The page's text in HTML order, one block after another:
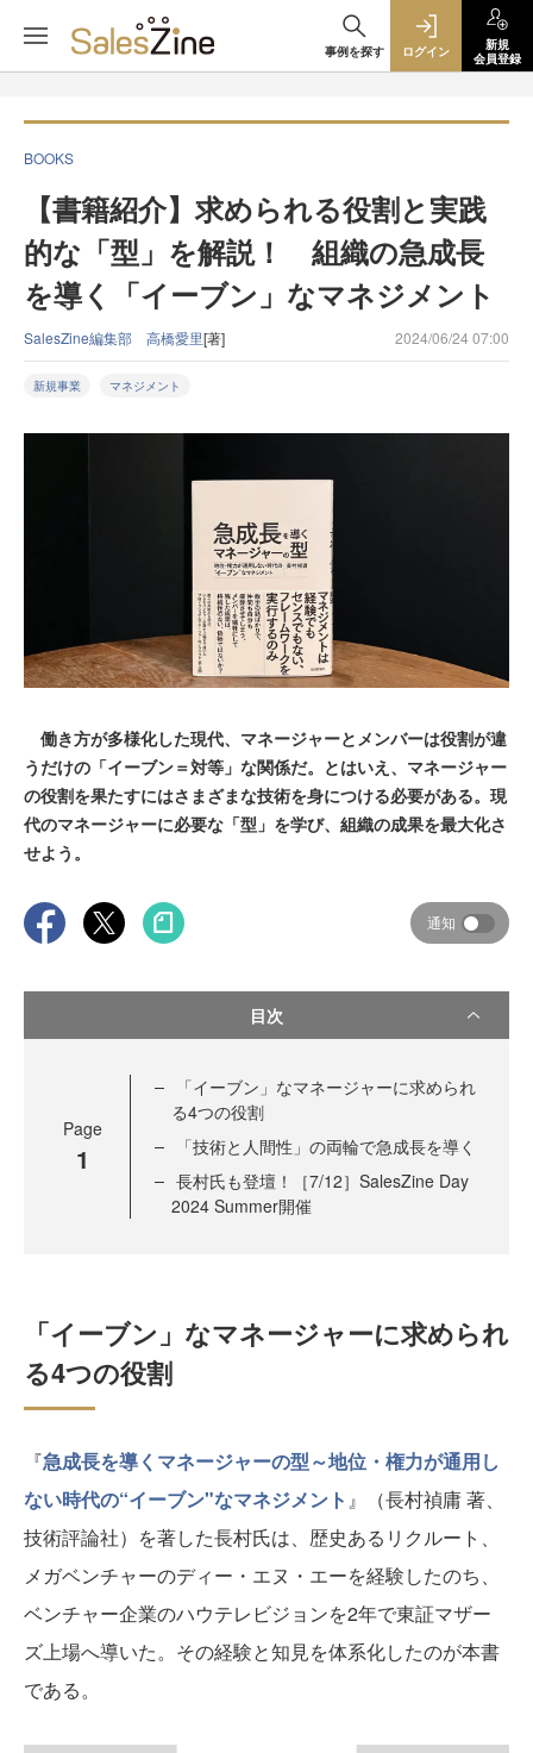
事例を探す ログイン
新規
会員登録
BOOKS
【書籍紹介】求められる役割と実践
的な「型」を解説！ 組織の急成長
を導く「イーブン」なマネジメント
SalesZine編集部 高橋愛里[著] 2024/06/24 07:00
新規事業 マネジメント
働き方が多様化した現代、マネージャーとメンバーは役割が違
うだけの「イーブン＝対等」な関係だ。とはいえ、マネージャー
の役割を果たすにはさまざまな技術を身につける必要がある。現
代のマネージャーに必要な「型」を学び、組織の成果を最大化さ
せよう。
通知
目次
Page
1
「イーブン」なマネージャーに求められ
る4つの役割
「技術と人間性」の両輪で急成長を導く
長村氏も登壇！［7/12］SalesZine Day
2024 Summer開催
「イーブン」なマネージャーに求められ
る4つの役割
『急成長を導くマネージャーの型～地位・権力が通用し
ない時代の“イーブン"なマネジメント 』（長村禎庸 著、
技術評論社）を著した長村氏は、歴史あるリクルート、
メガベンチャーのディー・エヌ・エーを経験したのち、
ベンチャー企業のハウテレビジョンを2年で東証マザー
ズ上場へ導いた。その経験と知見を体系化したのが本書
である。